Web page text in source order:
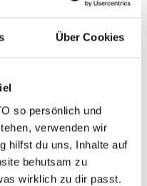
Über Cookies
so persönlich und
verwenden wir
hilfst du uns, Inhalte auf
behutsam zu
wirklich zu dir passt.